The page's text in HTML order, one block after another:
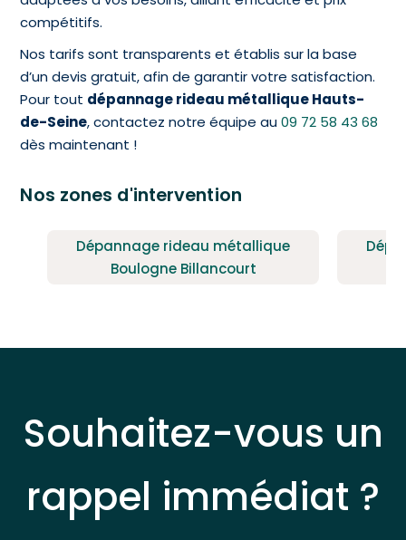
compétitifs.
Nos tarifs sont transparents et établis sur la base
d’un devis gratuit, afin de garantir votre satisfaction.
Pour tout dépannage rideau métallique Hauts-
de-Seine, contactez notre équipe au09 72 58 43 68
dès maintenant !
Nos zones d'intervention
Dépannage rideau métallique
Boulogne Billancourt
Souhaitez-vous un
rappel immédiat ?